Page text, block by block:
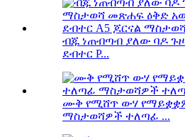
ብጁ ነጠብጣብ ያለው ባዶ
ደብተር P...
ሙቅ የሚሸጥ ውሃ
ማስታወሻዎች ተለጣፊ ...